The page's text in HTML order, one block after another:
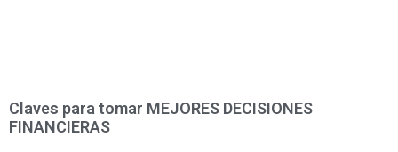
Claves para tomar MEJORES DECISIONES
FINANCIERAS